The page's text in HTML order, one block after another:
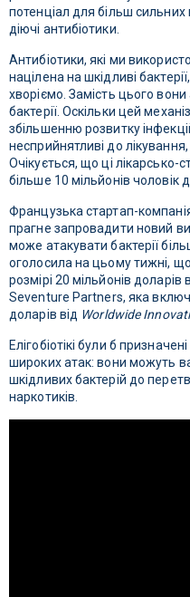
потенціал для більш сильних
діючі антибіотики.
Антибіотики, які ми
націлена на шкідливі
хворіємо. Замість цього вони
бактерії. Оскільки цей
збільшенню розвитку
несприйнятливі до
Очікується, що ці лікарсько-
більше 10 мільйонів чоловік
Французька стартап-
прагне запровадити новий
може атакувати бактерії
оголосила на цьому тижні,
розмірі 20 мільйонів доларів
Seventure Partners, яка
доларів від Worldwide
Елігобіотікі були б
широких атак: вони можуть
шкідливих бактерій до
наркотиків.